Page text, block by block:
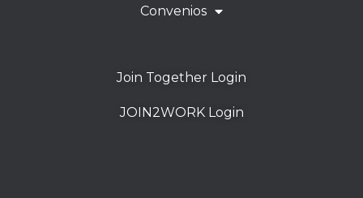
Convenios
Join Together Login
JOIN2WORK Login